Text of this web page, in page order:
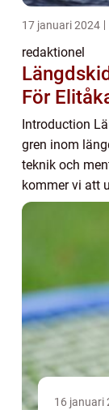
17 januari 2024
redaktionel
För
Introduction
gren inom
teknik och
kommer vi att
ta en närmare
16 januari